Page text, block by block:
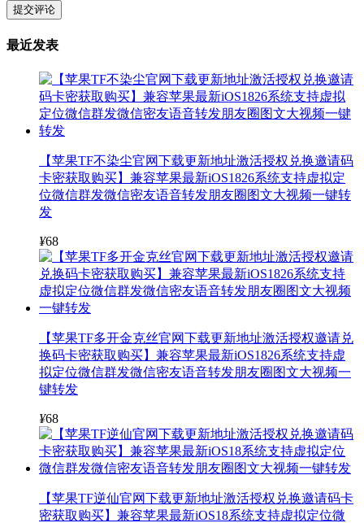
提交评论
最近发表
【苹果TF不染尘官网下载更新地址激活授权兑换邀请码
卡密获取购买】兼容苹果最新iOS1826系统支持虚拟定
位微信群发微信密友语音转发朋友圈图文大视频一键转
发
¥68
【苹果TF多开金克丝官网下载更新地址激活授权邀请兑
换码卡密获取购买】兼容苹果最新iOS1826系统支持虚
拟定位微信群发微信密友语音转发朋友圈图文大视频一
键转发
¥68
【苹果TF逆仙官网下载更新地址激活授权兑换邀请码卡
密获取购买】兼容苹果最新iOS18系统支持虚拟定位微